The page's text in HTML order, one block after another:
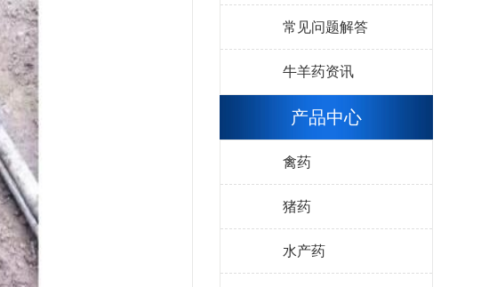
常见问题解答
牛羊药资讯
产品中心
禽药
猪药
水产药